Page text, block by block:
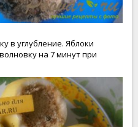
в углубление. Яблоки
на 7 минут при